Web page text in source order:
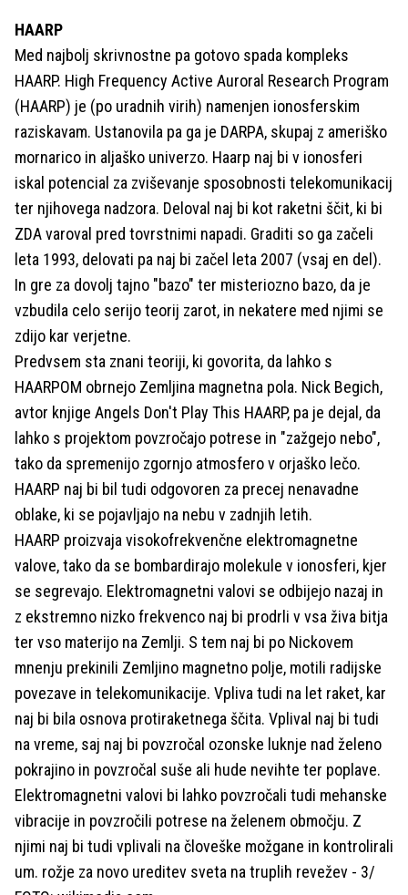
HAARP
Med najbolj skrivnostne pa gotovo spada kompleks
HAARP. High Frequency Active Auroral Research Program
(HAARP) je (po uradnih virih) namenjen ionosferskim
raziskavam. Ustanovila pa ga je DARPA, skupaj z ameriško
mornarico in aljaško univerzo. Haarp naj bi v ionosferi
iskal potencial za zviševanje sposobnosti telekomunikacij
ter njihovega nadzora. Deloval naj bi kot raketni ščit, ki bi
ZDA varoval pred tovrstnimi napadi. Graditi so ga začeli
leta 1993, delovati pa naj bi začel leta 2007 (vsaj en del).
In gre za dovolj tajno "bazo" ter misteriozno bazo, da je
vzbudila celo serijo teorij zarot, in nekatere med njimi se
zdijo kar verjetne.
Predvsem sta znani teoriji, ki govorita, da lahko s
HAARPOM obrnejo Zemljina magnetna pola. Nick Begich,
avtor knjige Angels Don't Play This HAARP, pa je dejal, da
lahko s projektom povzročajo potrese in "zažgejo nebo",
tako da spremenijo zgornjo atmosfero v orjaško lečo.
HAARP naj bi bil tudi odgovoren za precej nenavadne
oblake, ki se pojavljajo na nebu v zadnjih letih.
HAARP proizvaja visokofrekvenčne elektromagnetne
valove, tako da se bombardirajo molekule v ionosferi, kjer
se segrevajo. Elektromagnetni valovi se odbijejo nazaj in
z ekstremno nizko frekvenco naj bi prodrli v vsa živa bitja
ter vso materijo na Zemlji. S tem naj bi po Nickovem
mnenju prekinili Zemljino magnetno polje, motili radijske
povezave in telekomunikacije. Vpliva tudi na let raket, kar
naj bi bila osnova protiraketnega ščita. Vplival naj bi tudi
na vreme, saj naj bi povzročal ozonske luknje nad želeno
pokrajino in povzročal suše ali hude nevihte ter poplave.
Elektromagnetni valovi bi lahko povzročali tudi mehanske
vibracije in povzročili potrese na želenem območju. Z
njimi naj bi tudi vplivali na človeške možgane in kontrolirali
um. rožje za novo ureditev sveta na truplih revežev - 3/